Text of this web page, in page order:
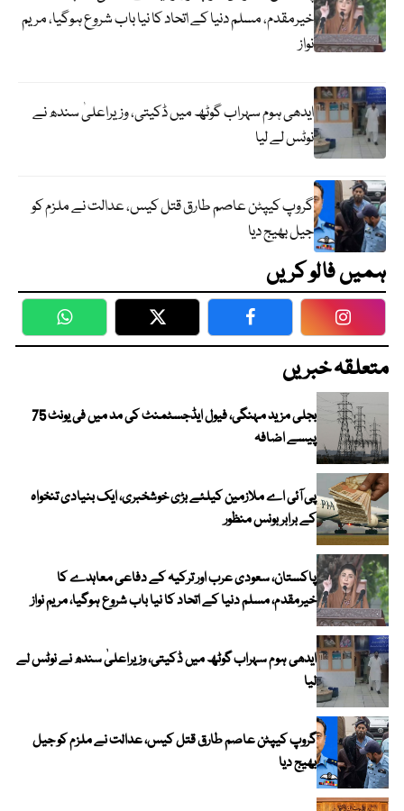
خیرمقدم، مسلم دنیا کے اتحاد کا نیا باب شروع ہوگیا، مریم
نواز
ایدھی ہوم سہراب گوٹھ میں ڈکیتی، وزیراعلیٰ سندھ نے
نوٹس لے لیا
گروپ کیپٹن عاصم طارق قتل کیس، عدالت نے ملزم کو
جیل بھیج دیا
ہمیں فالو کریں
WhatsApp Twitter Facebook
متعلقہ خبریں
بجلی مزید مہنگی، فیول ایڈجسٹمنٹ کی مد میں فی یونٹ 75
پیسے اضافہ
پی آئی اے ملازمین کیلئے بڑی خوشخبری، ایک بنیادی تنخواہ
کے برابر بونس منظور
پاکستان، سعودی عرب اور ترکیہ کے دفاعی معاہدے کا
خیرمقدم، مسلم دنیا کے اتحاد کا نیا باب شروع ہوگیا، مریم نواز
ایدھی ہوم سہراب گوٹھ میں ڈکیتی، وزیراعلیٰ سندھ نے نوٹس لے
لیا
گروپ کیپٹن عاصم طارق قتل کیس، عدالت نے ملزم کو جیل
بھیج دیا